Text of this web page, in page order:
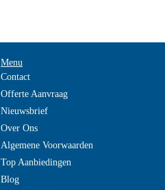
Menu
Contact
Offerte Aanvraag
Nieuwsbrief
Over Ons
Algemene Voorwaarden
Top Aanbiedingen
Blog